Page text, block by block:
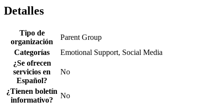
Detalles
Tipo de
organización
Parent Group
Categorías
Emotional Support, Social Media
¿Se ofrecen
servicios en
Español?
No
¿Tienen boletín
informativo?
No